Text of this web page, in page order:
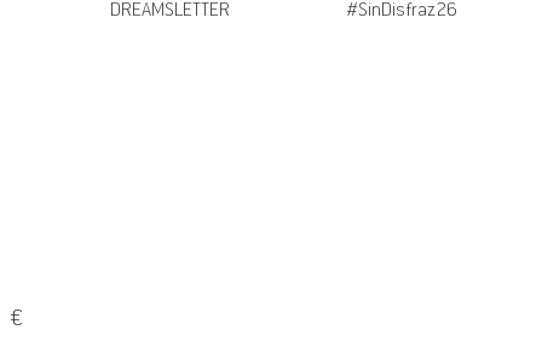
DREAMSLETTER #SinDisfraz26
€